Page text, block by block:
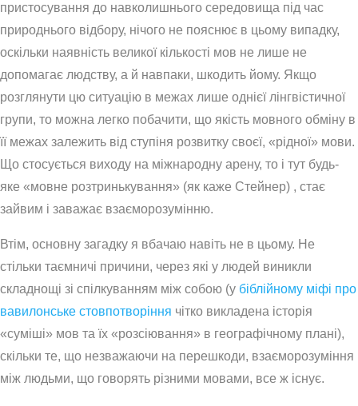
пристосування до навколишнього середовища під час
природнього відбору, нічого не пояснює в цьому випадку,
оскільки наявність великої кількості мов не лише не
допомагає людству, а й навпаки, шкодить йому. Якщо
розглянути цю ситуацію в межах лише однієї лінгвістичної
групи, то можна легко побачити, що якість мовного обміну в
її межах залежить від ступіня розвитку своєї, «рідної» мови.
Що стосується виходу на міжнародну арену, то і тут будь-
яке «мовне розтринькування» (як каже Стейнер) , стає
зайвим і заважає взаєморозумінню.
Втім, основну загадку я вбачаю навіть не в цьому. Не
стільки таємничі причини, через які у людей виникли
складнощі зі спілкуванням між собою (у біблійному міфі про
вавилонське стовпотворіння чітко викладена історія
«суміші» мов та їх «розсіювання» в географічному плані),
скільки те, що незважаючи на перешкоди, взаєморозуміння
між людьми, що говорять різними мовами, все ж існує.